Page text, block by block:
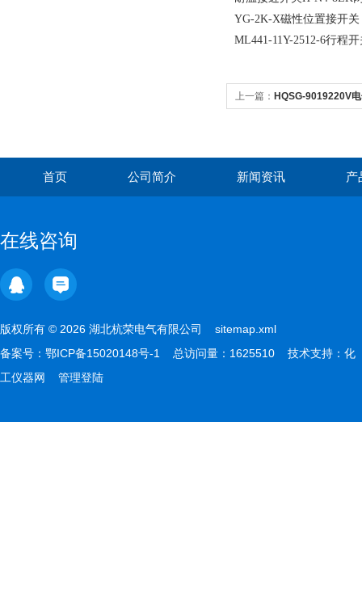
YG-2K-X磁性位置接开关
ML441-11Y-2512-6行程开
上一篇： HQSG-9019220V
首页 公司简介 新闻资讯 产
在线咨询
版权所有 © 2026 湖北杭荣电气有限公司 sitemap.xml
备案号： 鄂ICP备15020148号-1 总访问量：1625510 技术支持： 化
工仪器网
管理登陆